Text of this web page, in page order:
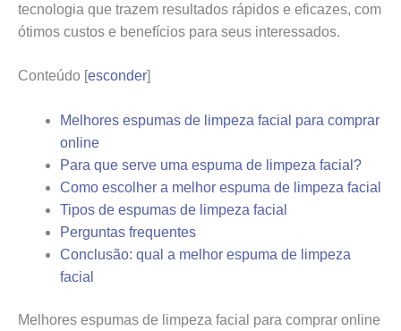
tecnologia que trazem resultados rápidos e eficazes, com
ótimos custos e benefícios para seus interessados.
Conteúdo [esconder]
Melhores espumas de limpeza facial para comprar
online
Para que serve uma espuma de limpeza facial?
Como escolher a melhor espuma de limpeza facial
Tipos de espumas de limpeza facial
Perguntas frequentes
Conclusão: qual a melhor espuma de limpeza
facial
Melhores espumas de limpeza facial para comprar online